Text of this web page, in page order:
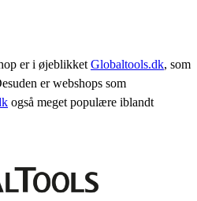
er i øjeblikket Globaltools.dk, som
er webshops som
også meget populære iblandt